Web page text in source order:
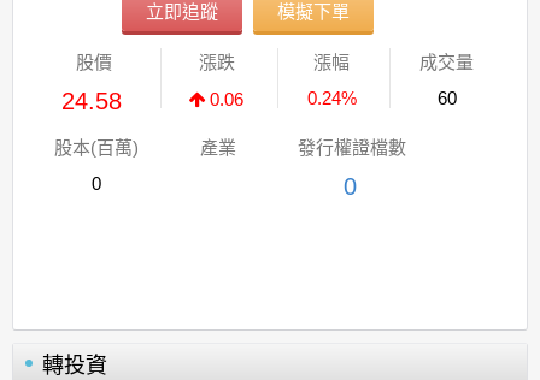
立即追蹤 模擬下單
股價
24.58
漲跌
0.06
漲幅
0.24%
成交量
60
股本(百萬)
0
產業 發行權證檔數
0
轉投資